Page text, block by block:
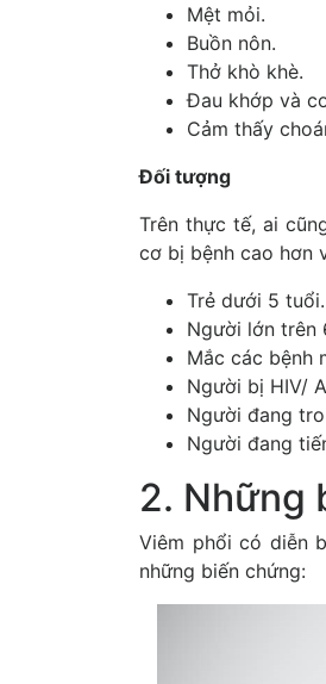
Mệt mỏi.
Buồn nôn.
Thở khò khè.
Đau khớp và
Cảm thấy
Đối tượng
Trên thực tế, ai
cơ bị bệnh cao hơn
Trẻ dưới 5 tuổi.
Người lớn trên
Mắc các bệnh
Người bị HIV/
Người đang
Người đang
2. Những
Viêm phổi có diễn
những biến chứng: